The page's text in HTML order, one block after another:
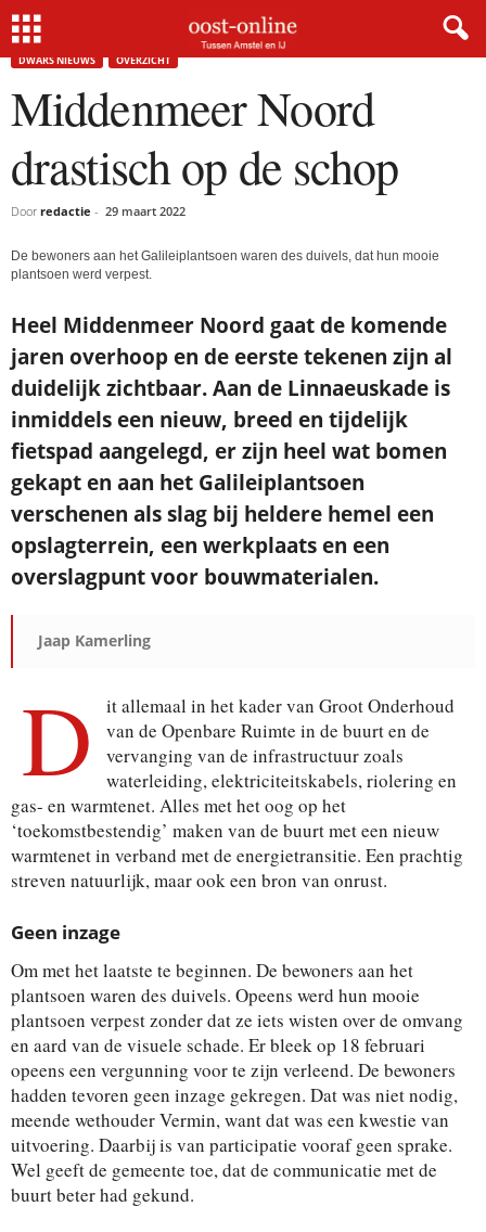
Home Middenmeer Noord drastisch op de schop
DWARS NIEUWS OVERZICHT
Middenmeer Noord
drastisch op de schop
Door redactie - 29 maart 2022
De bewoners aan het Galileiplantsoen waren des duivels, dat hun mooie
plantsoen werd verpest.
Heel Middenmeer Noord gaat de komende
jaren overhoop en de eerste tekenen zijn al
duidelijk zichtbaar. Aan de Linnaeuskade is
inmiddels een nieuw, breed en tijdelijk
fietspad aangelegd, er zijn heel wat bomen
gekapt en aan het Galileiplantsoen
verschenen als slag bij heldere hemel een
opslagterrein, een werkplaats en een
overslagpunt voor bouwmaterialen.
Jaap Kamerling
D
it allemaal in het kader van Groot Onderhoud
van de Openbare Ruimte in de buurt en de
vervanging van de infrastructuur zoals
waterleiding, elektriciteitskabels, riolering en
gas- en warmtenet. Alles met het oog op het
‘toekomstbestendig’ maken van de buurt met een nieuw
warmtenet in verband met de energietransitie. Een prachtig
streven natuurlijk, maar ook een bron van onrust.
Geen inzage
Om met het laatste te beginnen. De bewoners aan het
plantsoen waren des duivels. Opeens werd hun mooie
plantsoen verpest zonder dat ze iets wisten over de omvang
en aard van de visuele schade. Er bleek op 18 februari
opeens een vergunning voor te zijn verleend. De bewoners
hadden tevoren geen inzage gekregen. Dat was niet nodig,
meende wethouder Vermin, want dat was een kwestie van
uitvoering. Daarbij is van participatie vooraf geen sprake.
Wel geeft de gemeente toe, dat de communicatie met de
buurt beter had gekund.
×
Gratis NieuwsMail
E-MAIL
Postcode
Met de inschrijving accepteer ik de
privacyverklaring.
Je ontvangt een bevestiging in je mailbox.